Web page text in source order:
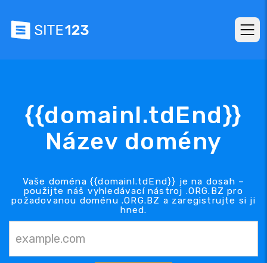
{{domainl.tdEnd}}
Název domény
Vaše doména {{domainl.tdEnd}} je na dosah –
použijte náš vyhledávací nástroj .ORG.BZ pro
požadovanou doménu .ORG.BZ a zaregistrujte si ji
hned.